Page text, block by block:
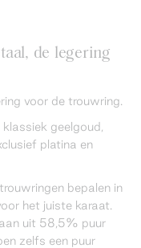
de legering
voor de trouwring.
geelgoud,
platina en
bepalen in
het juiste karaat.
uit 58,5% puur
zelfs een puur